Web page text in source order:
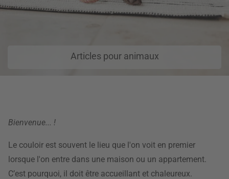
Articles pour animaux
Bienvenue... !
Le couloir est souvent le lieu que l'on voit en premier
lorsque l'on entre dans une maison ou un appartement.
C’est pourquoi, il doit être accueillant et chaleureux.